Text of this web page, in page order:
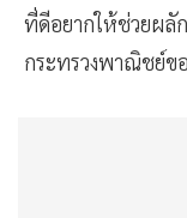
ที่ดีอยากให้ช่วยผลั
กระทรวงพาณิชย์ข